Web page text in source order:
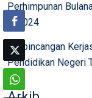
Perhimpunan
8/2024
Perbincangan
Pendidikan Negeri